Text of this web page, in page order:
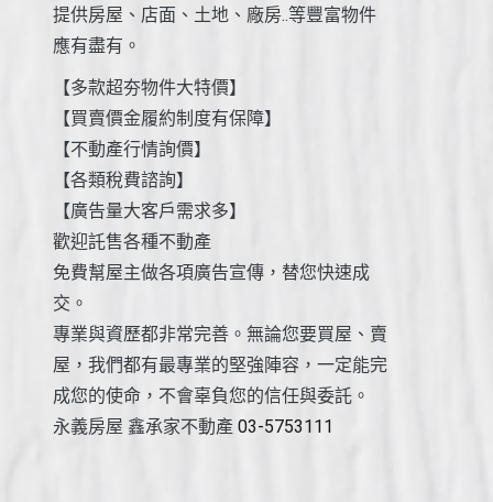
提供房屋、店面、土地、廠房..等豐富物件
應有盡有。
【多款超夯物件大特價】
【買賣價金履約制度有保障】
【不動產行情詢價】
【各類稅費諮詢】
【廣告量大客戶需求多】
歡迎託售各種不動產
免費幫屋主做各項廣告宣傳，替您快速成
交。
專業與資歷都非常完善。無論您要買屋、賣
屋，我們都有最專業的堅強陣容，一定能完
成您的使命，不會辜負您的信任與委託。
永義房屋 鑫承家不動產 03-5753111